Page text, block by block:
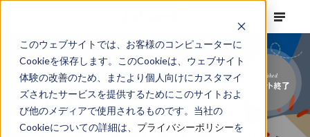
このウェブサイトでは、お客様のコンピューターに
Cookieを保存します。このCookieは、ウェブサイト
体験の改善のため、またより個人向けにカスタマイ
ズされたサービスを提供するためにこのサイトおよ
び他のメディアで使用されるものです。当社の
Cookieについての詳細は、 プライバシーポリシーを
Finished
イベント終了